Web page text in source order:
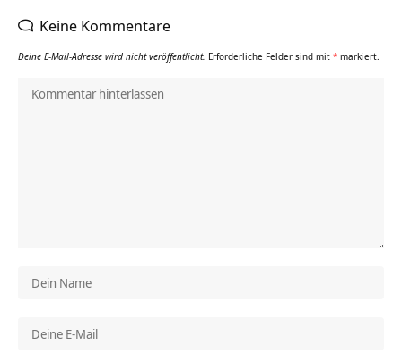
Keine Kommentare
Deine E-Mail-Adresse wird nicht veröffentlicht. Erforderliche Felder sind mit * markiert.